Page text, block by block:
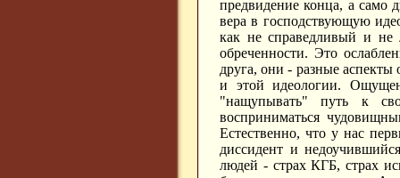
предвидение конца, а само
вера в господствующую
как не справедливый и не
обреченности. Это
друга, они - разные аспекты
и этой идеологии.
"нащупывать" путь к
восприниматься
Естественно, что у нас
диссидент и
людей - страх КГБ, страх